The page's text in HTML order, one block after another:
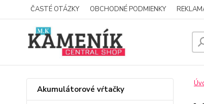
ČASTÉ OTÁZKY OBCHODNÉ PODMIENKY
Akumulátorové vŕtačky